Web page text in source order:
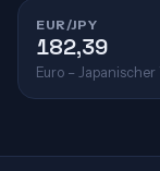
EUR/JPY
182,39
Euro – Japanischer